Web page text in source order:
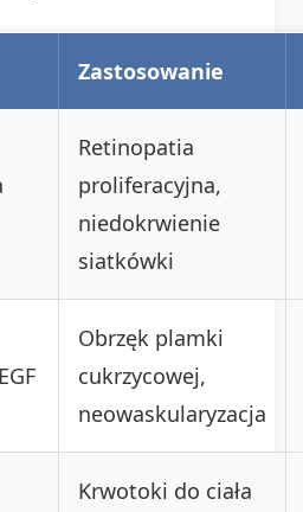
Zastosowanie
Retinopatia
proliferacyjna,
niedokrwienie
siatkówki
Obrzęk plamki
cukrzycowej,
neowaskularyzacja
Krwotoki do ciała